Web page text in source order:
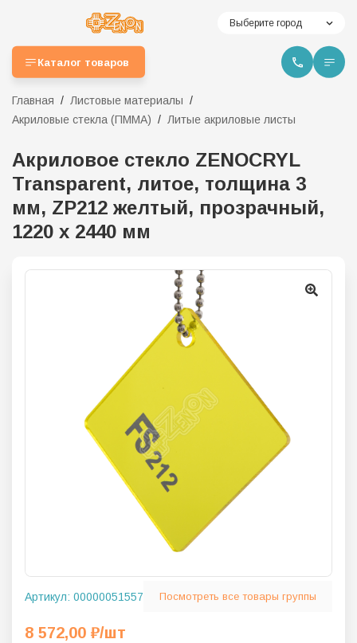
Выберите город
Каталог товаров
Главная
Листовые материалы
Акриловые стекла (ПММА)
Литые акриловые листы
Акриловое стекло ZENOCRYL
Transparent, литое, толщина 3
мм, ZP212 желтый, прозрачный,
1220 х 2440 мм
Артикул: 00000051557 Посмотреть все товары группы
8 572,00 ₽/шт